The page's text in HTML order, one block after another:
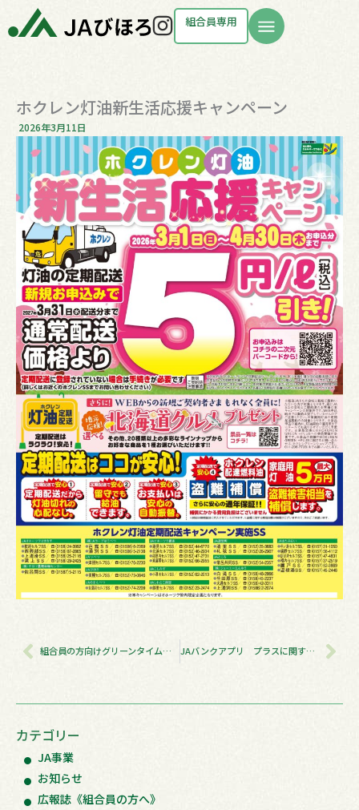
容
Instagram
組合員専用
カテゴリー
JA事業
お知らせ
広報誌《組合員の方へ》
ホクレン灯油新生活応援キャンペーン
2026年3月11日
組合員の方向けグリーンタイムを発行しました JAバンクアプリ プラスに関する規定にかかる改正のお知らせ